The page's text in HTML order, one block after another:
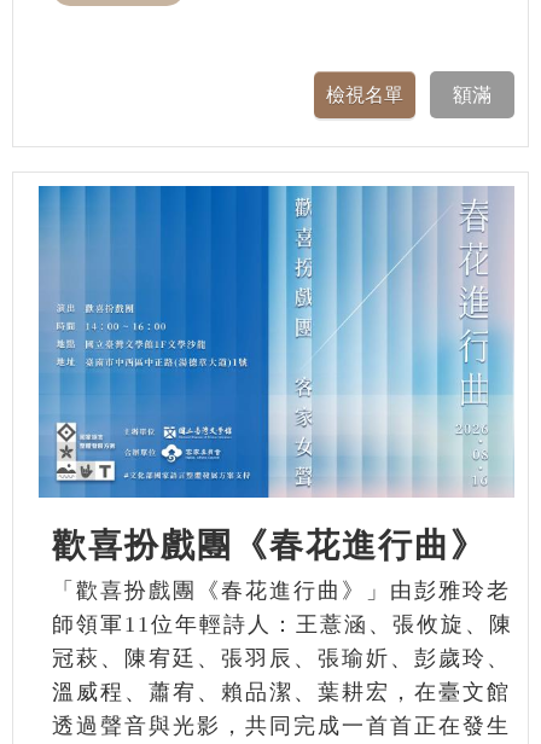
歡喜扮戲團《春花進行曲》
「歡喜扮戲團《春花進行曲》」由彭雅玲老
師領軍11位年輕詩人：王薏涵、張攸旋、陳
冠萩、陳宥廷、張羽辰、張瑜妡、彭歲玲、
溫威程、蕭宥、賴品潔、葉耕宏，在臺文館
透過聲音與光影，共同完成一首首正在發生